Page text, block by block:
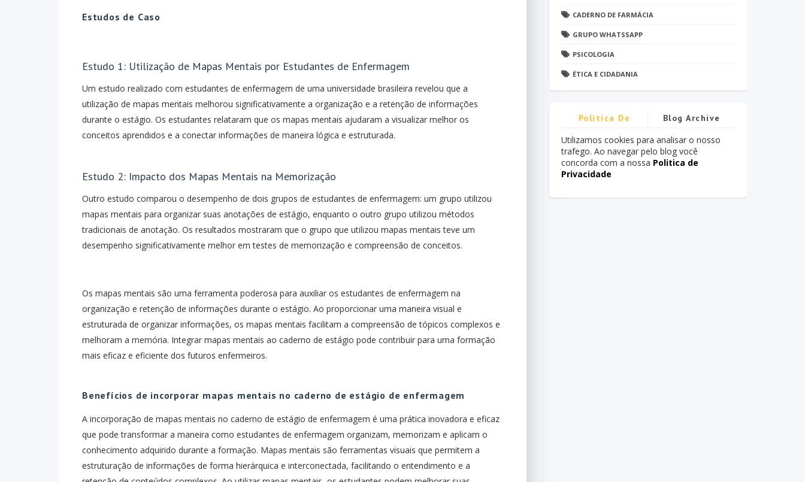
Estudos de Caso
Estudo 1: Utilização de Mapas Mentais por Estudantes de Enfermagem
Um estudo realizado com estudantes de enfermagem de uma universidade brasileira revelou que a
utilização de mapas mentais melhorou significativamente a organização e a retenção de informações
durante o estágio. Os estudantes relataram que os mapas mentais ajudaram a visualizar melhor os
conceitos aprendidos e a conectar informações de maneira lógica e estruturada.
Estudo 2: Impacto dos Mapas Mentais na Memorização
Outro estudo comparou o desempenho de dois grupos de estudantes de enfermagem: um grupo utilizou
mapas mentais para organizar suas anotações de estágio, enquanto o outro grupo utilizou métodos
tradicionais de anotação. Os resultados mostraram que o grupo que utilizou mapas mentais teve um
desempenho significativamente melhor em testes de memorização e compreensão de conceitos.
Os mapas mentais são uma ferramenta poderosa para auxiliar os estudantes de enfermagem na
organização e retenção de informações durante o estágio. Ao proporcionar uma maneira visual e
estruturada de organizar informações, os mapas mentais facilitam a compreensão de tópicos complexos e
melhoram a memória. Integrar mapas mentais ao caderno de estágio pode contribuir para uma formação
mais eficaz e eficiente dos futuros enfermeiros.
Benefícios de incorporar mapas mentais no caderno de estágio de enfermagem
A incorporação de mapas mentais no caderno de estágio de enfermagem é uma prática inovadora e eficaz
que pode transformar a maneira como estudantes de enfermagem organizam, memorizam e aplicam o
conhecimento adquirido durante a formação. Mapas mentais são ferramentas visuais que permitem a
estruturação de informações de forma hierárquica e interconectada, facilitando o entendimento e a
CADERNO DE FARMÁCIA
GRUPO WHATSSAPP
PSICOLOGIA
ÉTICA E CIDADANIA
Politica De
Privacidade
Blog Archive
Utilizamos cookies para analisar o nosso
trafego. Ao navegar pelo blog você
concorda com a nossa Politica de
Privacidade